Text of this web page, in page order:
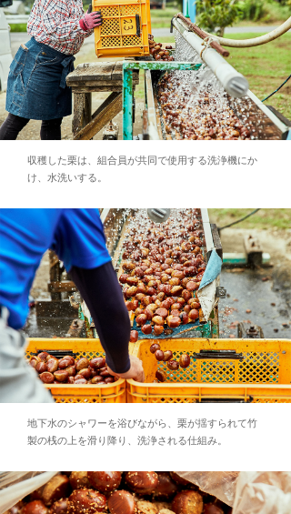
収穫した栗は、組合員が共同で使用する洗浄機にか
け、水洗いする。
地下水のシャワーを浴びながら、栗が揺すられて竹
製の桟の上を滑り降り、洗浄される仕組み。